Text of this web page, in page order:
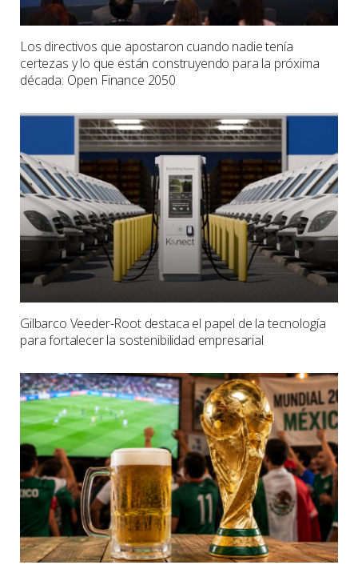
Los directivos que apostaron cuando nadie tenía
certezas y lo que están construyendo para la próxima
década: Open Finance 2050
Gilbarco Veeder-Root destaca el papel de la tecnología
para fortalecer la sostenibilidad empresarial